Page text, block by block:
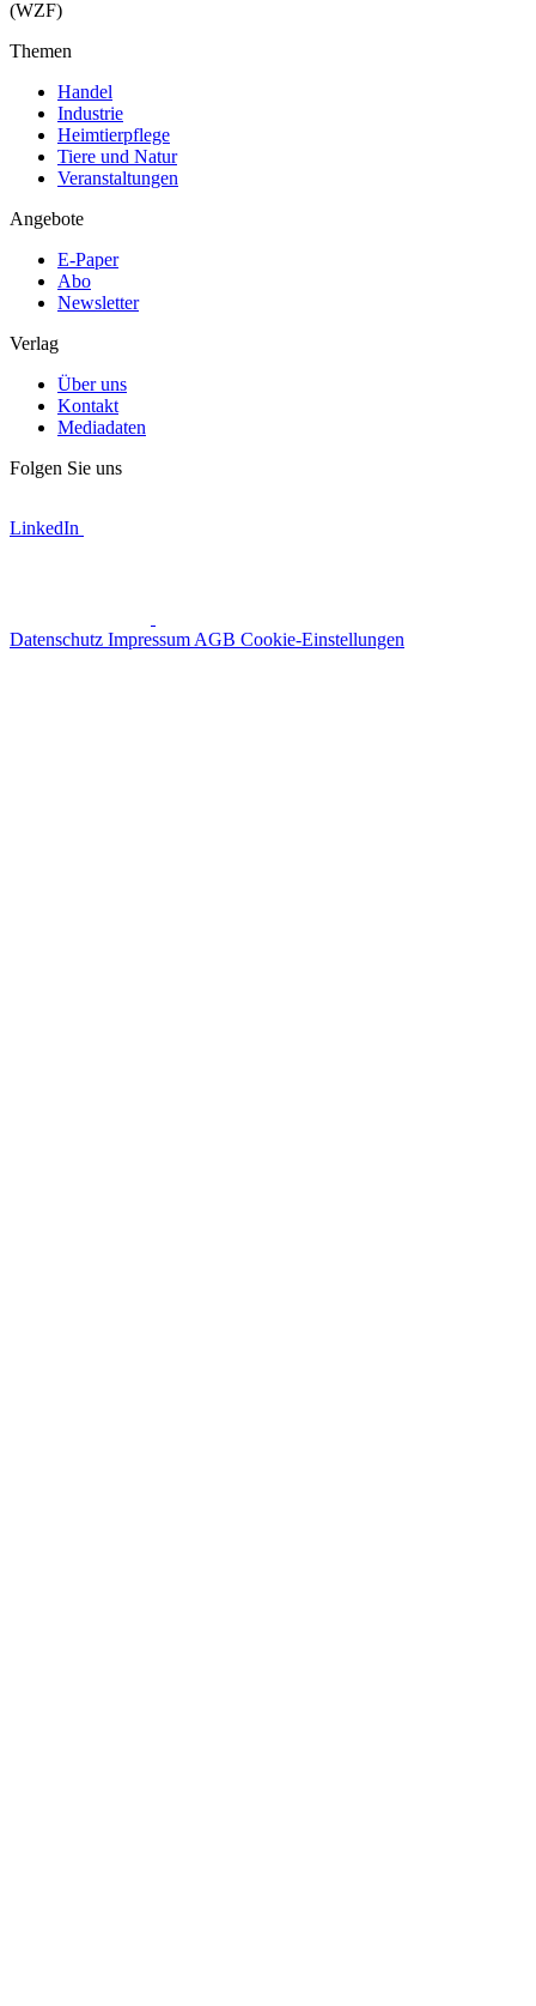
(WZF)
Themen
Handel
Industrie
Heimtierpflege
Tiere und Natur
Veranstaltungen
Angebote
E-Paper
Abo
Newsletter
Verlag
Über uns
Kontakt
Mediadaten
Folgen Sie uns
LinkedIn
Datenschutz Impressum AGB Cookie-Einstellungen